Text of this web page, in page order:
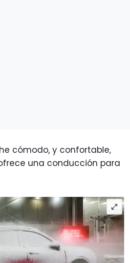
cómodo, y confortable,
una conducción para